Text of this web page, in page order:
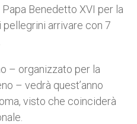
Benedetto XVI per la
pellegrini arrivare con 7
– organizzato per la
– vedrà quest’anno
visto che coinciderà